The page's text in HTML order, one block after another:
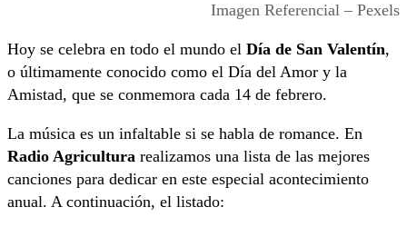
Imagen Referencial – Pexels
Hoy se celebra en todo el mundo el Día de San Valentín,
o últimamente conocido como el Día del Amor y la
Amistad, que se conmemora cada 14 de febrero.
La música es un infaltable si se habla de romance. En
Radio Agricultura realizamos una lista de las mejores
canciones para dedicar en este especial acontecimiento
anual. A continuación, el listado: